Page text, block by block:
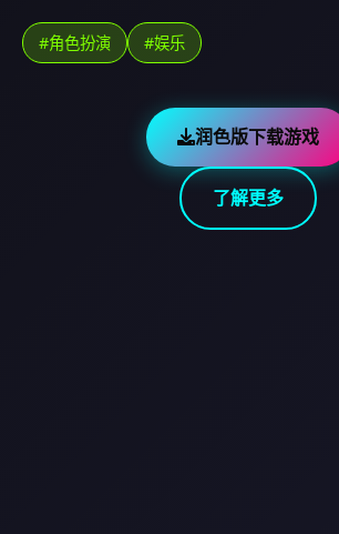
#角色扮演 #娱乐
润色版下载游戏
了解更多